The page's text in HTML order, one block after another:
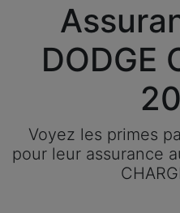
DODGE
Voyez les primes
pour leur assurance